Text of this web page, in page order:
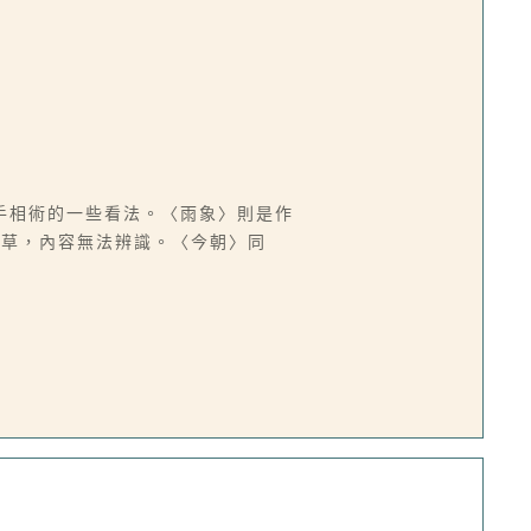
術的一些看法。〈雨象〉則是作
，內容無法辨識。〈今朝〉同